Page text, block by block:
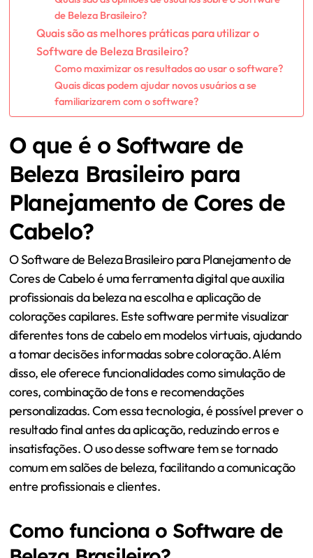
de Beleza Brasileiro?
Quais são as melhores práticas para utilizar o
Software de Beleza Brasileiro?
Como maximizar os resultados ao usar o software?
Quais dicas podem ajudar novos usuários a se
familiarizarem com o software?
O que é o Software de
Beleza Brasileiro para
Planejamento de Cores de
Cabelo?
O Software de Beleza Brasileiro para Planejamento de
Cores de Cabelo é uma ferramenta digital que auxilia
profissionais da beleza na escolha e aplicação de
colorações capilares. Este software permite visualizar
diferentes tons de cabelo em modelos virtuais, ajudando
a tomar decisões informadas sobre coloração. Além
disso, ele oferece funcionalidades como simulação de
cores, combinação de tons e recomendações
personalizadas. Com essa tecnologia, é possível prever o
resultado final antes da aplicação, reduzindo erros e
insatisfações. O uso desse software tem se tornado
comum em salões de beleza, facilitando a comunicação
entre profissionais e clientes.
Como funciona o Software de